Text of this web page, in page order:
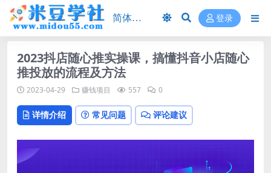
登录
2023抖店随心推实操课，搞懂抖音小店随心
推投放的流程及方法
2023-04-29 赚钱项目 557 0
详情介绍 常见问题 评论建议